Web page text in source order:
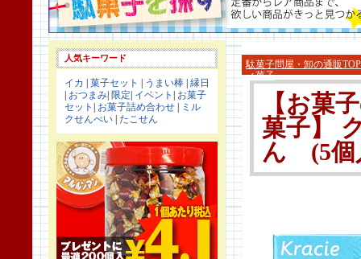
人気キーワード
イカ 菓子セット うまい棒 縁日
おつまみ 限定 イベント
お菓子
セット
お菓子詰め合わせ
ミル
クせんべい たこせん
駄菓子問屋・卸の通販TOP
ィ菓子
【お菓
菓子】
ん (5個